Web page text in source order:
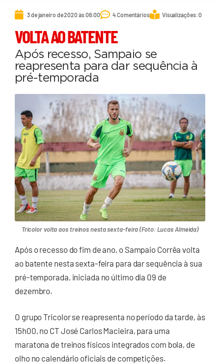
3 de janeiro de 2020 às 06:00 4 Comentários Visualizações: 0
VOLTA AO BATENTE
Após recesso, Sampaio se
reapresenta para dar sequência à
pré-temporada
Tricolor volta aos treinos nesta sexta-feira (Foto: Lucas Almeida)
Após o recesso do fim de ano, o Sampaio Corrêa volta
ao batente nesta sexta-feira para dar sequência à sua
pré-temporada, iniciada no último dia 09 de
dezembro.
O grupo Tricolor se reapresenta no período da tarde, às
15h00, no CT José Carlos Macieira, para uma
maratona de treinos físicos integrados com bola, de
olho no calendário oficiais de competições.